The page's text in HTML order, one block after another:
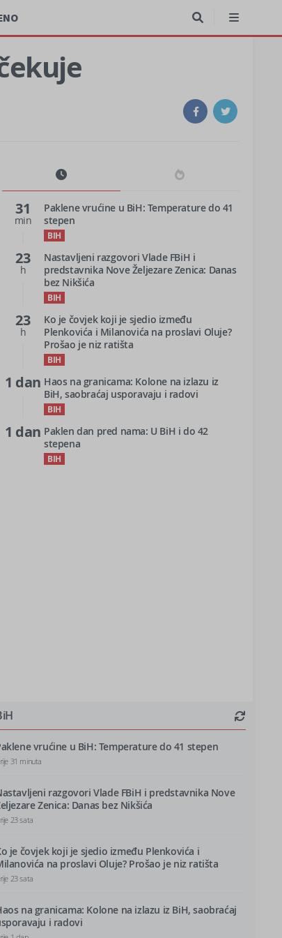
31
min
Paklene vrućine u BiH: Temperature do 41
stepen
BIH
23
h
Nastavljeni razgovori Vlade FBiH i
predstavnika Nove Željezare Zenica: Danas
bez Nikšića
BIH
23
h
Ko je čovjek koji je sjedio između
Plenkovića i Milanovića na proslavi Oluje?
Prošao je niz ratišta
BIH
1 dan Haos na granicama: Kolone na izlazu iz
BiH, saobraćaj usporavaju i radovi
BIH
1 dan Paklen dan pred nama: U BiH i do 42
stepena
BIH
vrućine u BiH: Temperature do 41 stepen
31 minuta
razgovori Vlade FBiH i predstavnika Nove
Zenica: Danas bez Nikšića
23 sata
je čovjek koji je sjedio između Plenkovića i
na proslavi Oluje? Prošao je niz ratišta
23 sata
na granicama: Kolone na izlazu iz BiH, saobraćaj
i radovi